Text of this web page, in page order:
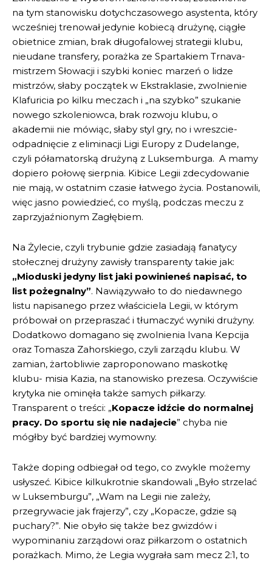
na tym stanowisku dotychczasowego asystenta, który
wcześniej trenował jedynie kobiecą drużynę, ciągłe
obietnice zmian, brak długofalowej strategii klubu,
nieudane transfery, porażka ze Spartakiem Trnava-
mistrzem Słowacji i szybki koniec marzeń o lidze
mistrzów, słaby początek w Ekstraklasie, zwolnienie
Klafuricia po kilku meczach i „na szybko” szukanie
nowego szkoleniowca, brak rozwoju klubu, o
akademii nie mówiąc, słaby styl gry, no i wreszcie-
odpadnięcie z eliminacji Ligi Europy z Dudelange,
czyli półamatorską drużyną z Luksemburga. A mamy
dopiero połowę sierpnia. Kibice Legii zdecydowanie
nie mają, w ostatnim czasie łatwego życia. Postanowili,
więc jasno powiedzieć, co myślą, podczas meczu z
zaprzyjaźnionym Zagłębiem.
Na Żylecie, czyli trybunie gdzie zasiadają fanatycy
stołecznej drużyny zawisły transparenty takie jak:
„Mioduski jedyny list jaki powinieneś napisać, to
list pożegnalny”. Nawiązywało to do niedawnego
listu napisanego przez właściciela Legii, w którym
próbował on przepraszać i tłumaczyć wyniki drużyny.
Dodatkowo domagano się zwolnienia Ivana Kepcija
oraz Tomasza Zahorskiego, czyli zarządu klubu. W
zamian, żartobliwie zaproponowano maskotkę
klubu- misia Kazia, na stanowisko prezesa. Oczywiście
krytyka nie ominęła także samych piłkarzy.
Transparent o treści: „Kopacze idźcie do normalnej
pracy. Do sportu się nie nadajecie” chyba nie
mógłby być bardziej wymowny.
Także doping odbiegał od tego, co zwykle możemy
usłyszeć. Kibice kilkukrotnie skandowali „Było strzelać
w Luksemburgu”, „Wam na Legii nie zależy,
przegrywacie jak frajerzy”, czy „Kopacze, gdzie są
puchary?”. Nie obyło się także bez gwizdów i
wypominaniu zarządowi oraz piłkarzom o ostatnich
porażkach. Mimo, że Legia wygrała sam mecz 2:1, to